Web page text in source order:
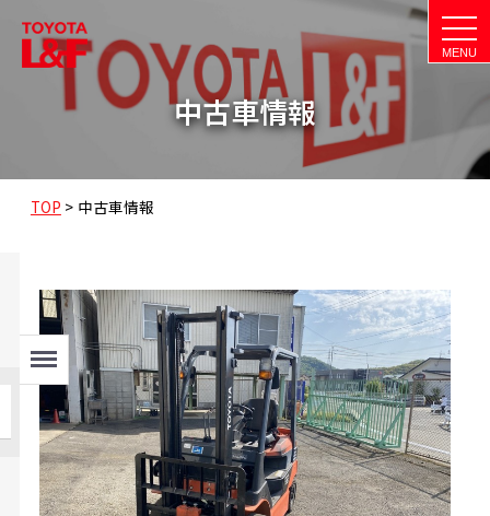
t
o
g
中古車情報
TOP > 中古車情報
Menu